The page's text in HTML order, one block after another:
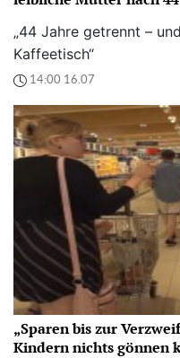
„44 Jahre getrennt –
Kaffeetisch“
14:00 16.07
„Sparen bis zur
Kindern nichts gönnen